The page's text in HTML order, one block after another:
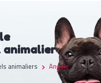
animalier
animaliers Angele